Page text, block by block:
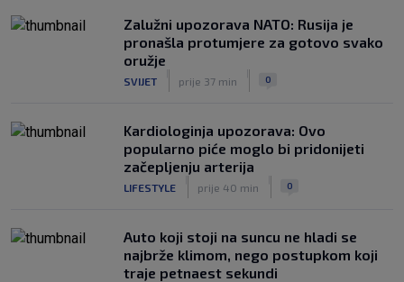
Zalužni upozorava NATO: Rusija je
pronašla protumjere za gotovo svako
oružje
SVIJET prije 37 min 0
Kardiologinja upozorava: Ovo
popularno piće moglo bi pridonijeti
začepljenju arterija
LIFESTYLE prije 40 min 0
Auto koji stoji na suncu ne hladi se
najbrže klimom, nego postupkom koji
traje petnaest sekundi